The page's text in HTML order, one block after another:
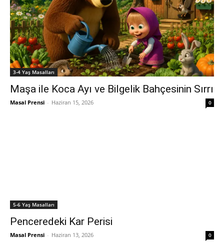
3-4 Yaş Masalları
Maşa ile Koca Ayı ve Bilgelik Bahçesinin Sırrı
Masal Prensi - Haziran 15, 2026 0
5-6 Yaş Masalları
Penceredeki Kar Perisi
Masal Prensi - Haziran 13, 2026 0